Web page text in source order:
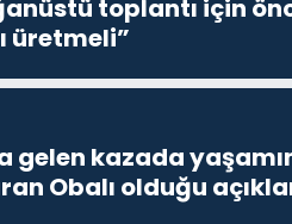
toplantı için
üretmeli”
gelen kazada
Obalı olduğu